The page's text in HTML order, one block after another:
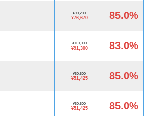
¥90,200
¥76,670 85.0%
¥110,000
¥91,300 83.0%
¥60,500
¥51,425 85.0%
¥60,500
¥51,425 85.0%